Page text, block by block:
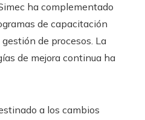
ha complementado
de capacitación
de procesos. La
de mejora continua ha
a los cambios